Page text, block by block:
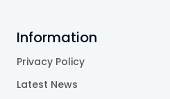
Information
Privacy Policy
Latest News